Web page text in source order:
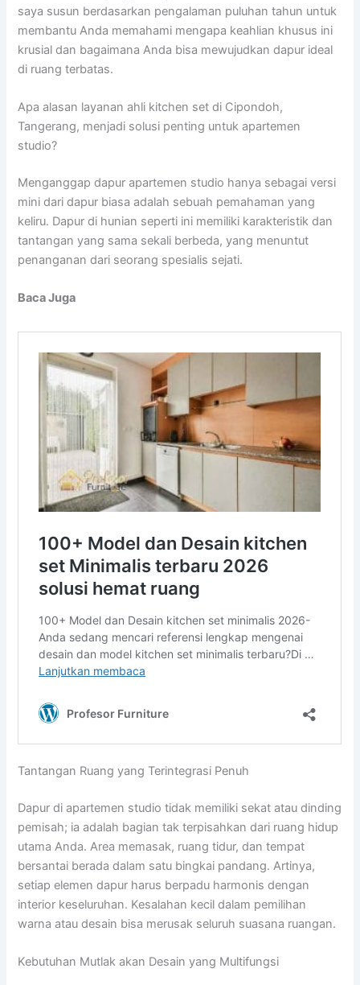
saya susun berdasarkan pengalaman puluhan tahun untuk
membantu Anda memahami mengapa keahlian khusus ini
krusial dan bagaimana Anda bisa mewujudkan dapur ideal
di ruang terbatas.
Apa alasan layanan ahli kitchen set di Cipondoh,
Tangerang, menjadi solusi penting untuk apartemen
studio?
Menganggap dapur apartemen studio hanya sebagai versi
mini dari dapur biasa adalah sebuah pemahaman yang
keliru. Dapur di hunian seperti ini memiliki karakteristik dan
tantangan yang sama sekali berbeda, yang menuntut
penanganan dari seorang spesialis sejati.
Baca Juga
Tantangan Ruang yang Terintegrasi Penuh
Dapur di apartemen studio tidak memiliki sekat atau dinding
pemisah; ia adalah bagian tak terpisahkan dari ruang hidup
utama Anda. Area memasak, ruang tidur, dan tempat
bersantai berada dalam satu bingkai pandang. Artinya,
setiap elemen dapur harus berpadu harmonis dengan
interior keseluruhan. Kesalahan kecil dalam pemilihan
warna atau desain bisa merusak seluruh suasana ruangan.
Kebutuhan Mutlak akan Desain yang Multifungsi